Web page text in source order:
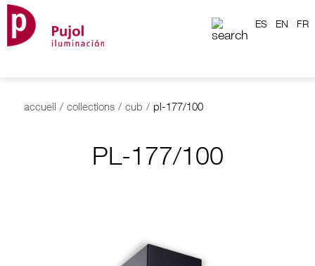
ES EN FR
accueil / collections / cub / pl-177/100
PL-177/100